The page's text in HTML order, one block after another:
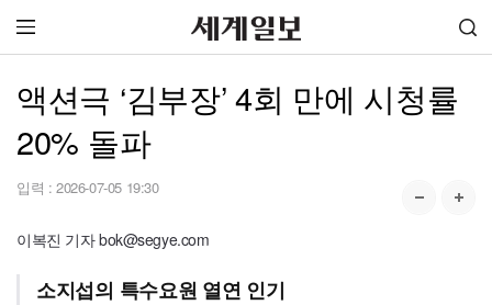
액션극 ‘김부장’ 4회 만에 시청률
20% 돌파
입력 : 2026-07-05 19:30
이복진 기자 bok@segye.com
소지섭의 특수요원 열연 인기